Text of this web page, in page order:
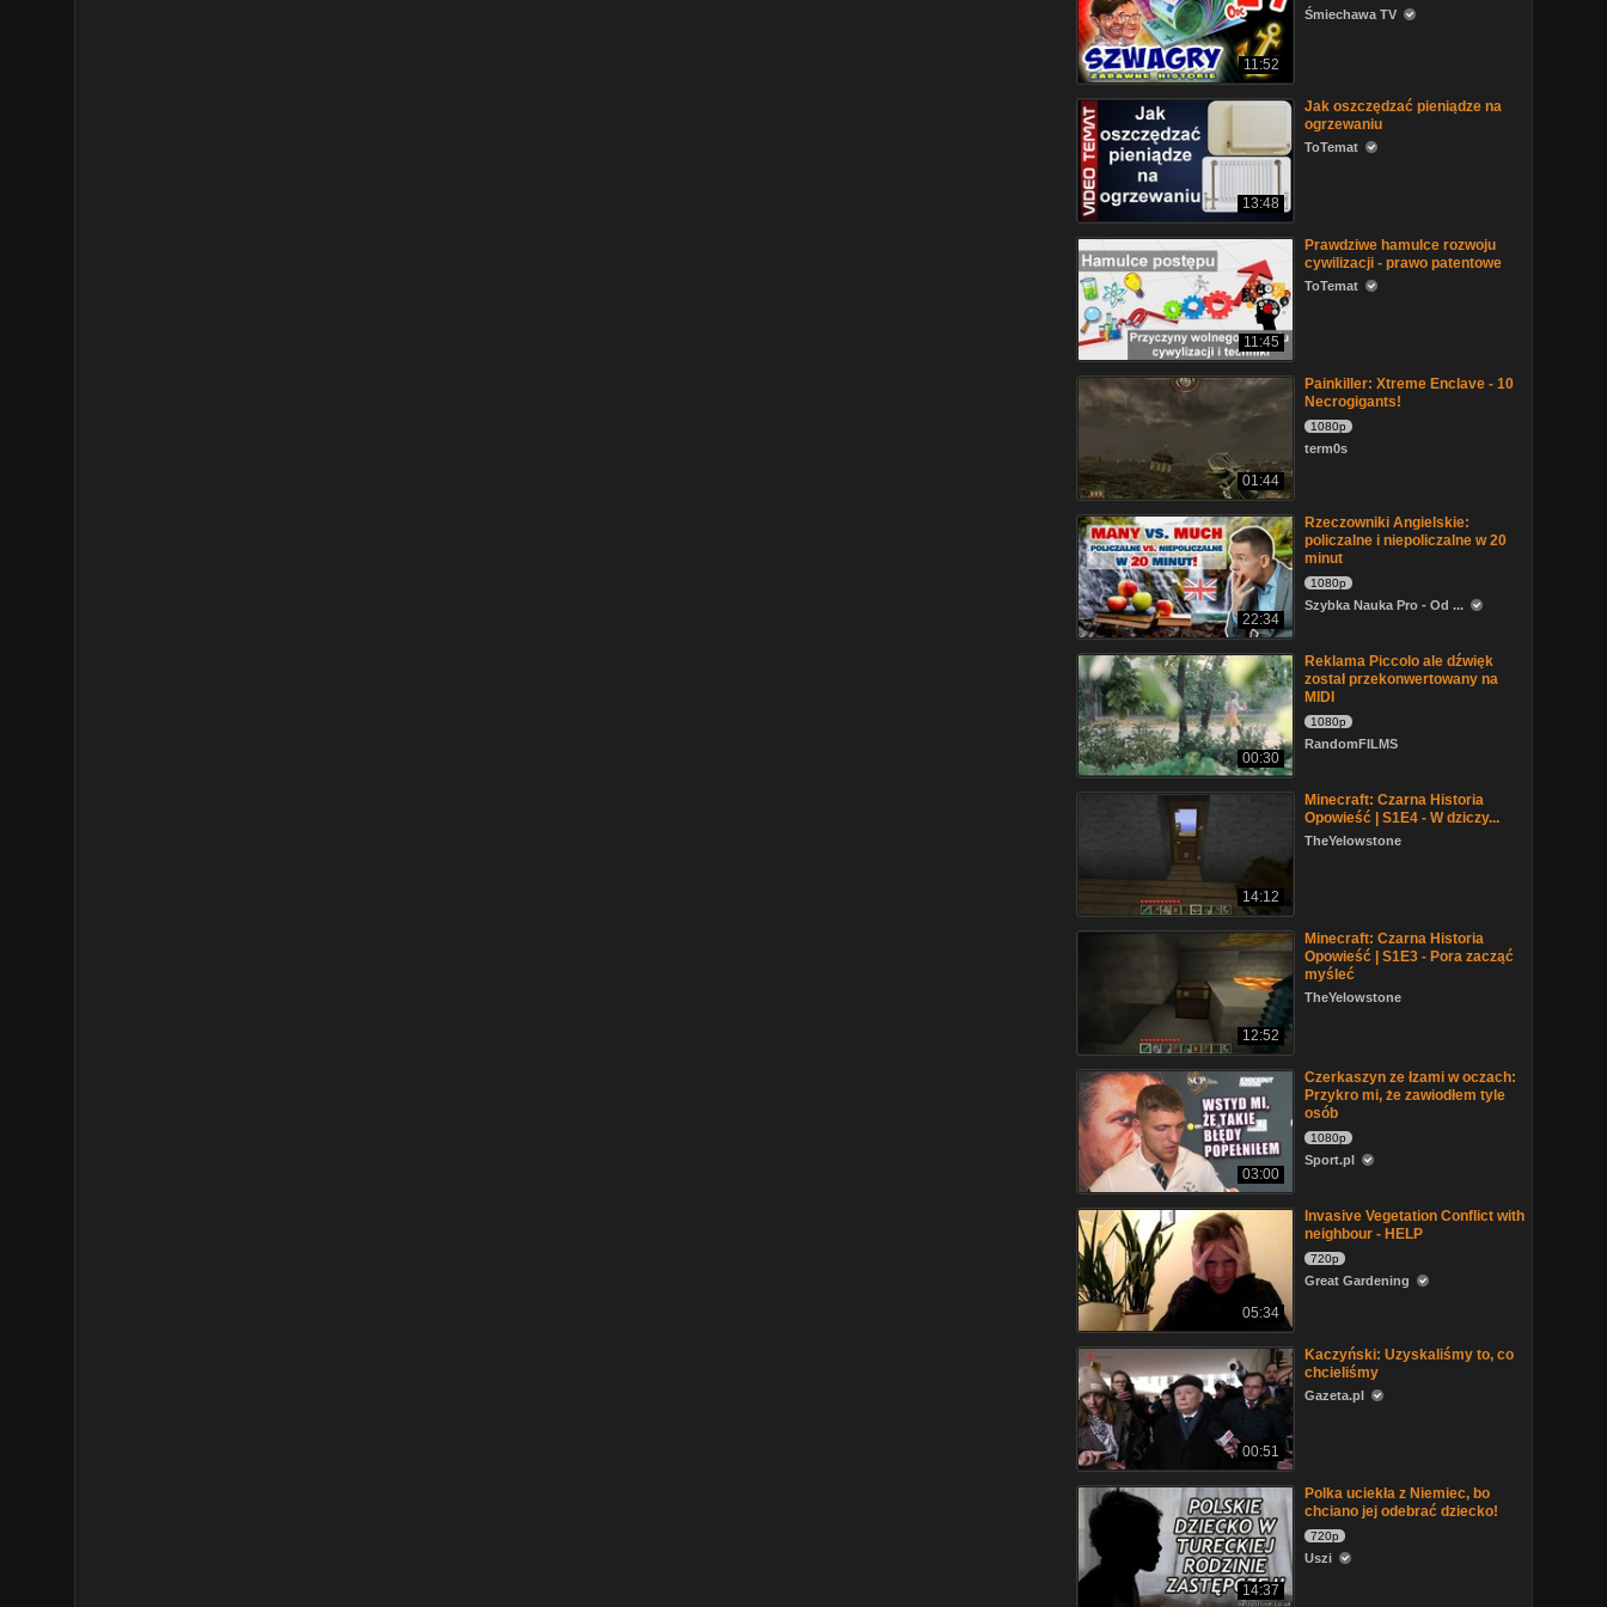
11:52
Śmiechawa TV
13:48
Jak oszczędzać pieniądze na
ogrzewaniu
ToTemat
11:45
Prawdziwe hamulce rozwoju
cywilizacji - prawo patentowe
ToTemat
01:44
Painkiller: Xtreme Enclave - 10
Necrogigants!
1080p
term0s
22:34
Rzeczowniki Angielskie:
policzalne i niepoliczalne w 20
minut
1080p
Szybka Nauka Pro - Od ...
00:30
Reklama Piccolo ale dźwięk
został przekonwertowany na
MIDI
1080p
RandomFILMS
14:12
Minecraft: Czarna Historia
Opowieść | S1E4 - W dziczy...
TheYelowstone
12:52
Minecraft: Czarna Historia
Opowieść | S1E3 - Pora zacząć
myśleć
TheYelowstone
03:00
Czerkaszyn ze łzami w oczach:
Przykro mi, że zawiodłem tyle
osób
1080p
Sport.pl
05:34
Invasive Vegetation Conflict with
neighbour - HELP
720p
Great Gardening
00:51
Kaczyński: Uzyskaliśmy to, co
chcieliśmy
Gazeta.pl
14:37
Polka uciekła z Niemiec, bo
chciano jej odebrać dziecko!
720p
Uszi